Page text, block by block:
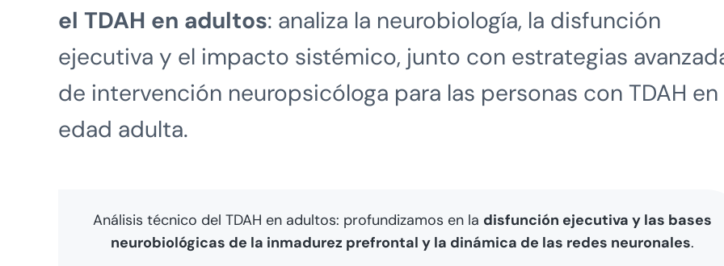
el TDAH en adultos: analiza la neurobiología, la disfunción
ejecutiva y el impacto sistémico, junto con estrategias
de intervención neuropsicóloga para las personas con TDAH en
edad adulta.
Análisis técnico del TDAH en adultos: profundizamos en la disfunción ejecutiva y las bases
neurobiológicas de la inmadurez prefrontal y la dinámica de las redes neuronales.